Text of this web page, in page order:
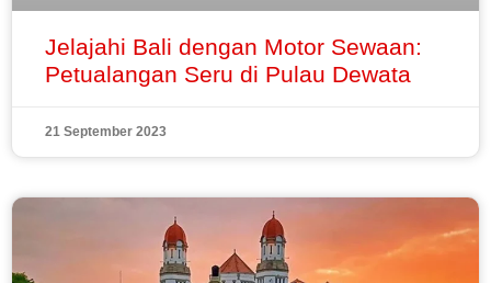
Jelajahi Bali dengan Motor Sewaan:
Petualangan Seru di Pulau Dewata
21 September 2023